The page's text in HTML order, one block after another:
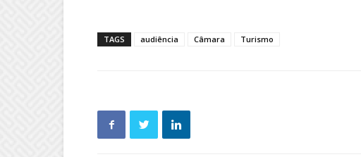
TAGS audiência Câmara Turismo